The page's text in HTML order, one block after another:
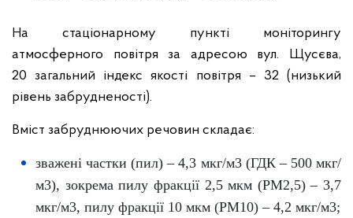
На стаціонарному пункті моніторингу
атмосферного повітря за адресою вул. Щусєва,
20 загальний індекс якості повітря – 32 (низький
рівень забрудненості).
Вміст забруднюючих речовин складає:
зважені частки (пил) – 4,3 мкг/м3 (ГДК – 500 мкг/
м3), зокрема пилу фракції 2,5 мкм (PM2,5) – 3,7
мкг/м3, пилу фракції 10 мкм (PM10) – 4,2 мкг/м3;